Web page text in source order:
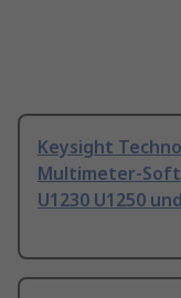
Keysight
Multimeter-
U1230 U1250